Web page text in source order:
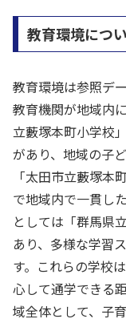
教育環境につ
教育環境は参照デ
教育機関が地域内
立藪塚本町小学校
があり、地域の子
「太田市立藪塚本
で地域内で一貫し
としては「群馬県
あり、多様な学習
す。これらの学校
心して通学できる
域全体として、子